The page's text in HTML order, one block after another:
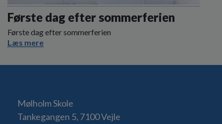
Første dag efter sommerferien
Første dag efter sommerferien
Læs mere
Mølholm Skole
Tankegangen 5, 7100 Vejle